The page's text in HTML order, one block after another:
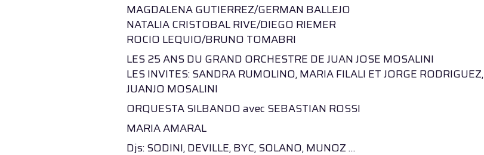
MAGDALENA GUTIERREZ/GERMAN BALLEJO
NATALIA CRISTOBAL RIVE/DIEGO RIEMER
ROCIO LEQUIO/BRUNO TOMABRI
LES 25 ANS DU GRAND ORCHESTRE DE JUAN JOSE MOSALINI
LES INVITES: SANDRA RUMOLINO, MARIA FILALI ET JORGE RODRIGUEZ,
JUANJO MOSALINI
ORQUESTA SILBANDO avec SEBASTIAN ROSSI
MARIA AMARAL
Djs: SODINI, DEVILLE, BYC, SOLANO, MUNOZ …